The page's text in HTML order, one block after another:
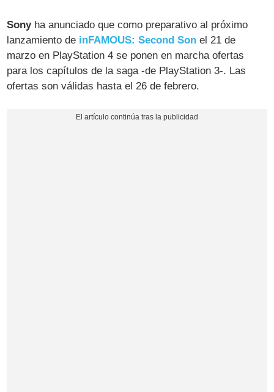
Sonyha anunciado que como preparativo al próximo
lanzamiento de inFAMOUS: Second Son el 21 de
marzo en PlayStation 4 se ponen en marcha ofertas
para los capítulos de la saga -de PlayStation 3-. Las
ofertas son válidas hasta el 26 de febrero.